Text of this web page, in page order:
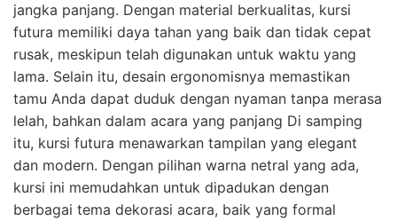
jangka panjang. Dengan material berkualitas, kursi
futura memiliki daya tahan yang baik dan tidak cepat
rusak, meskipun telah digunakan untuk waktu yang
lama. Selain itu, desain ergonomisnya memastikan
tamu Anda dapat duduk dengan nyaman tanpa merasa
lelah, bahkan dalam acara yang panjang Di samping
itu, kursi futura menawarkan tampilan yang elegant
dan modern. Dengan pilihan warna netral yang ada,
kursi ini memudahkan untuk dipadukan dengan
berbagai tema dekorasi acara, baik yang formal